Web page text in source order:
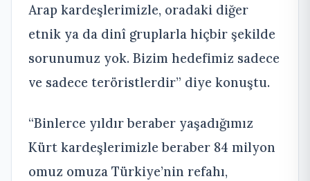
Arap kardeşlerimizle, oradaki diğer
etnik ya da dinî gruplarla hiçbir şekilde
sorunumuz yok. Bizim hedefimiz sadece
ve sadece teröristlerdir” diye konuştu.
“Binlerce yıldır beraber yaşadığımız
Kürt kardeşlerimizle beraber 84 milyon
omuz omuza Türkiye’nin refahı,